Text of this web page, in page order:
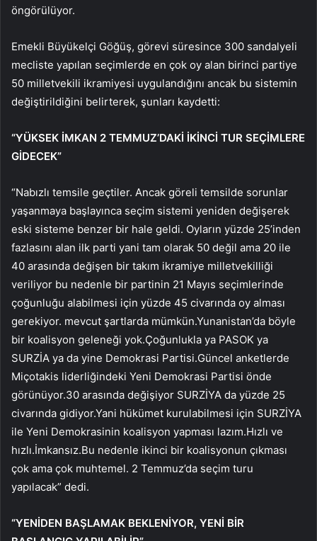
öngörülüyor.
Emekli Büyükelçi Göğüş, görevi süresince 300 sandalyeli
mecliste yapılan seçimlerde en çok oy alan birinci partiye
50 milletvekili ikramiyesi uygulandığını ancak bu sistemin
değiştirildiğini belirterek, şunları kaydetti:
“YÜKSEK İMKAN 2 TEMMUZ’DAKİ İKİNCİ TUR SEÇİMLERE
GİDECEK”
“Nabızlı temsile geçtiler. Ancak göreli temsilde sorunlar
yaşanmaya başlayınca seçim sistemi yeniden değişerek
eski sisteme benzer bir hale geldi. Oyların yüzde 25’inden
fazlasını alan ilk parti yani tam olarak 50 değil ama 20 ile
40 arasında değişen bir takım ikramiye milletvekilliği
veriliyor bu nedenle bir partinin 21 Mayıs seçimlerinde
çoğunluğu alabilmesi için yüzde 45 civarında oy alması
gerekiyor. mevcut şartlarda mümkün.Yunanistan’da böyle
bir koalisyon geleneği yok.Çoğunlukla ya PASOK ya
SURZİA ya da yine Demokrasi Partisi.Güncel anketlerde
Miçotakis liderliğindeki Yeni Demokrasi Partisi önde
görünüyor.30 arasında değişiyor SURZİYA da yüzde 25
civarında gidiyor.Yani hükümet kurulabilmesi için SURZİYA
ile Yeni Demokrasinin koalisyon yapması lazım.Hızlı ve
hızlı.İmkansız.Bu nedenle ikinci bir koalisyonun çıkması
çok ama çok muhtemel. 2 Temmuz’da seçim turu
yapılacak” dedi.
“YENİDEN BAŞLAMAK BEKLENİYOR, YENİ BİR